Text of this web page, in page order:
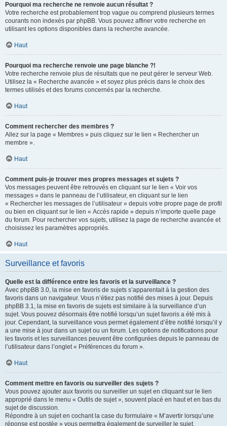
Pourquoi ma recherche ne renvoie aucun résultat ?
Votre recherche est probablement trop vague ou comprend plusieurs termes
courants non indexés par phpBB. Vous pouvez affiner votre recherche en
utilisant les options disponibles dans la recherche avancée.
Haut
Pourquoi ma recherche renvoie une page blanche ?!
Votre recherche renvoie plus de résultats que ne peut gérer le serveur Web.
Utilisez la « Recherche avancée » et soyez plus précis dans le choix des
termes utilisés et des forums concernés par la recherche.
Haut
Comment rechercher des membres ?
Allez sur la page « Membres » puis cliquez sur le lien « Rechercher un
membre ».
Haut
Comment puis-je trouver mes propres messages et sujets ?
Vos messages peuvent être retrouvés en cliquant sur le lien « Voir vos
messages » dans le panneau de l’utilisateur, en cliquant sur le lien
« Rechercher les messages de l’utilisateur » depuis votre propre page de profil
ou bien en cliquant sur le lien « Accès rapide » depuis n’importe quelle page
du forum. Pour rechercher vos sujets, utilisez la page de recherche avancée et
choisissez les paramètres appropriés.
Haut
Surveillance et favoris
Quelle est la différence entre les favoris et la surveillance ?
Avec phpBB 3.0, la mise en favoris de sujets s’apparentait à la gestion des
favoris dans un navigateur. Vous n’étiez pas notifié des mises à jour. Depuis
phpBB 3.1, la mise en favoris de sujets est similaire à la surveillance d’un
sujet. Vous pouvez désormais être notifié lorsqu’un sujet favoris a été mis à
jour. Cependant, la surveillance vous permet également d’être notifié lorsqu’il y
a une mise à jour dans un sujet ou un forum. Les options de notifications pour
les favoris et les surveillances peuvent être configurées depuis le panneau de
l’utilisateur dans l’onglet « Préférences du forum ».
Haut
Comment mettre en favoris ou surveiller des sujets ?
Vous pouvez ajouter aux favoris ou surveiller un sujet en cliquant sur le lien
approprié dans le menu « Outils de sujet », souvent placé en haut et en bas du
sujet de discussion.
Répondre à un sujet en cochant la case du formulaire « M’avertir lorsqu’une
réponse est postée » vous permettra également de surveiller le sujet.